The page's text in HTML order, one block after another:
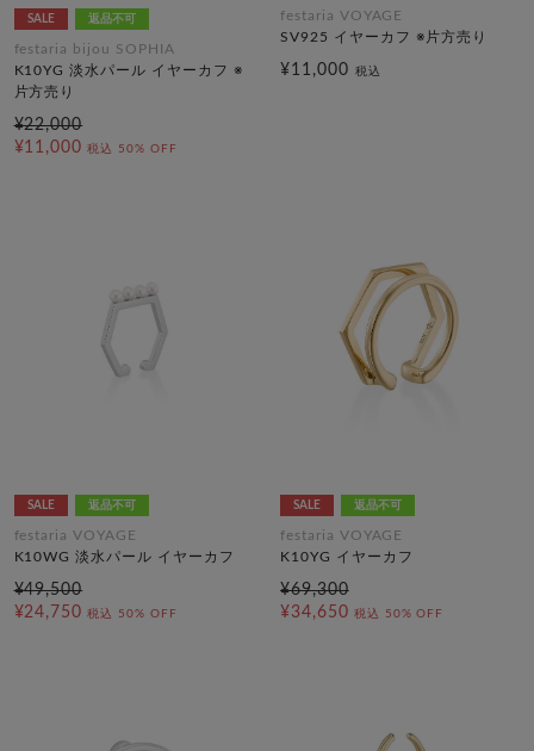
SALE 返品不可
festaria bijou SOPHIA
K10YG 淡水パール イヤーカフ ※
片方売り
¥22,000
¥11,000 税込 50% OFF
festaria VOYAGE
SV925 イヤーカフ ※片方売り
¥11,000 税込
SALE 返品不可
festaria VOYAGE
K10WG 淡水パール イヤーカフ
¥49,500
¥24,750 税込 50% OFF
SALE 返品不可
festaria VOYAGE
K10YG イヤーカフ
¥69,300
¥34,650 税込 50% OFF